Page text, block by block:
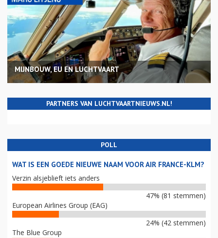
MIJNBOUW, EU EN LUCHTVAART
PARTNERS VAN LUCHTVAARTNIEUWS.NL!
POLL
WAT IS EEN GOEDE NIEUWE NAAM VOOR AIR FRANCE-KLM?
Verzin alsjeblieft iets anders
47% (81 stemmen)
European Airlines Group (EAG)
24% (42 stemmen)
The Blue Group